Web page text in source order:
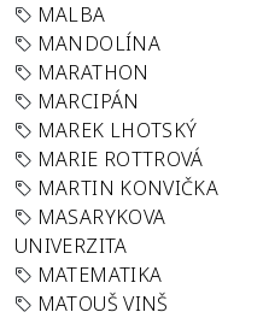
MALBA
MANDOLÍNA
MARATHON
MARCIPÁN
MAREK LHOTSKÝ
MARIE ROTTROVÁ
MARTIN KONVIČKA
MASARYKOVA
UNIVERZITA
MATEMATIKA
MATOUŠ VINŠ